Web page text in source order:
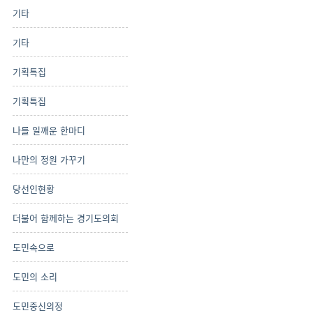
기타
기타
기획특집
기획특집
나를 일깨운 한마디
나만의 정원 가꾸기
당선인현황
더불어 함께하는 경기도의회
도민속으로
도민의 소리
도민중신의정